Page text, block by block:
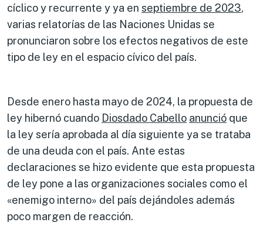
cíclico y recurrente y ya en septiembre de 2023,
varias relatorías de las Naciones Unidas se
pronunciaron sobre los efectos negativos de este
tipo de ley en el espacio cívico del país.
Desde enero hasta mayo de 2024, la propuesta de
ley hibernó cuando Diosdado Cabello anunció que
la ley sería aprobada al día siguiente ya se trataba
de una deuda con el país. Ante estas
declaraciones se hizo evidente que esta propuesta
de ley pone a las organizaciones sociales como el
«enemigo interno» del país dejándoles además
poco margen de reacción.